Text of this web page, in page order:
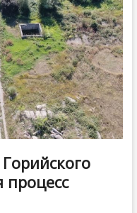
процесс